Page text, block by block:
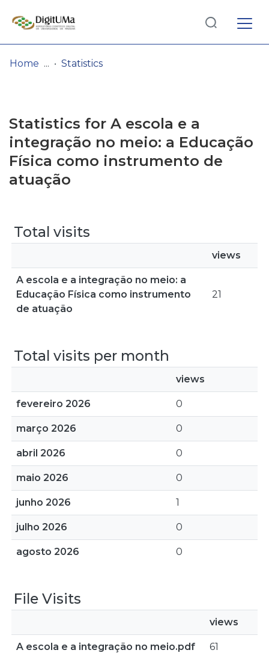
Browse repository
Entities
Log
In(current)
Home Statistics
Statistics for A escola e a
integração no meio: a Educação
Física como instrumento de
atuação
Total visits
views
A escola e a integração no meio: a
Educação Física como instrumento
de atuação
21
Total visits per month
views
fevereiro 2026 0
março 2026 0
abril 2026 0
maio 2026 0
junho 2026 1
julho 2026 0
agosto 2026 0
File Visits
views
A escola e a integração no meio.pdf 61